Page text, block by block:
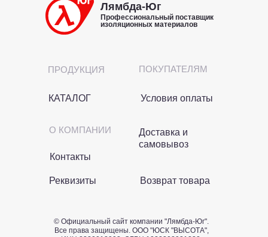
Реквизиты
Условия оплаты
ПРОДУКЦИЯ ПОКУПАТЕЛЯМ
О КОМПАНИИ
Лямбда-Юг
Профессиональный поставщик
изоляционных материалов
© Официальный сайт компании "Лямбда-Юг".
Все права защищены. OOO "ЮСК "ВЫСОТА",
Доставка и
самовывоз
Возврат товара
Контакты
КАТАЛОГ